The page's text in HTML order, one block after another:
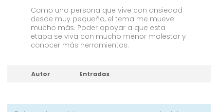
Como una persona que vive con ansiedad
desde muy pequeña, el tema me mueve
mucho más. Poder apoyar a que esta
etapa se viva con mucho menor malestar y
conocer más herramientas.
Autor Entradas